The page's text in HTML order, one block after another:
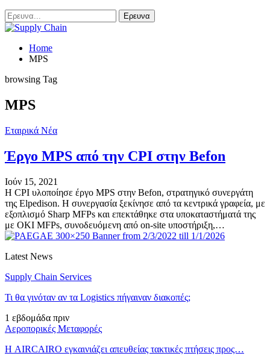
Home
MPS
browsing Tag
MPS
Εταιρικά Νέα
Έργο MPS από την CPI στην Befon
Ιούν 15, 2021
H CPI υλοποίησε έργο MPS στην Befon, στρατηγικό συνεργάτη
της Elpedison. Η συνεργασία ξεκίνησε από τα κεντρικά γραφεία, με
εξοπλισμό Sharp MFPs και επεκτάθηκε στα υποκαταστήματά της
με OKI MFPs, συνοδευόμενη από on-site υποστήριξη,…
Latest News
Supply Chain Services
Τι θα γινόταν αν τα Logistics πήγαιναν διακοπές;
1 εβδομάδα πριν
Αεροπορικές Μεταφορές
Η AIRCAIRO εγκαινιάζει απευθείας τακτικές πτήσεις προς…